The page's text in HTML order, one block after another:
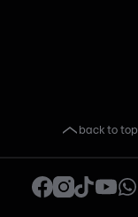
back to top